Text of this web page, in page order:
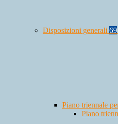
Disposizioni generali 69
Piano triennale
Piano